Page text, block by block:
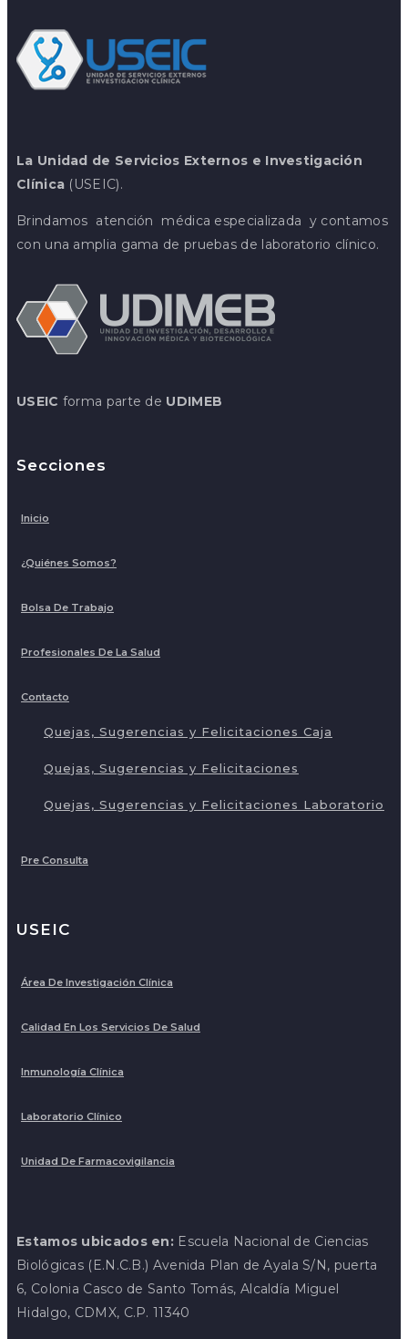
Felicitaciones Caja
Quejas, Sugerencias y
Felicitaciones
Felicitaciones Laboratorio
La Unidad de Servicios Externos e Investigación
Clínica (USEIC).
Brindamos atención médica especializada y contamos
con una amplia gama de pruebas de laboratorio clínico.
USEIC forma parte de UDIMEB
Secciones
Inicio
¿Quiénes Somos?
Bolsa De Trabajo
Profesionales De La Salud
Contacto
Quejas, Sugerencias y Felicitaciones Caja
Quejas, Sugerencias y Felicitaciones
Quejas, Sugerencias y Felicitaciones Laboratorio
Pre Consulta
USEIC
Área De Investigación Clínica
Calidad En Los Servicios De Salud
Inmunología Clínica
Laboratorio Clínico
Unidad De Farmacovigilancia
Estamos ubicados en: Escuela Nacional de Ciencias
Biológicas (E.N.C.B.) Avenida Plan de Ayala S/N, puerta
6, Colonia Casco de Santo Tomás, Alcaldía Miguel
Hidalgo, CDMX, C.P. 11340